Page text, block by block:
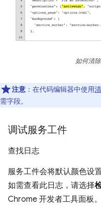
如何清
注意 ：在代码编辑器中使用
需字段。
调试服务工件
查找日志
服务工件会将默认颜色设
如需查看此日志，请选择
Chrome 开发者工具面板。